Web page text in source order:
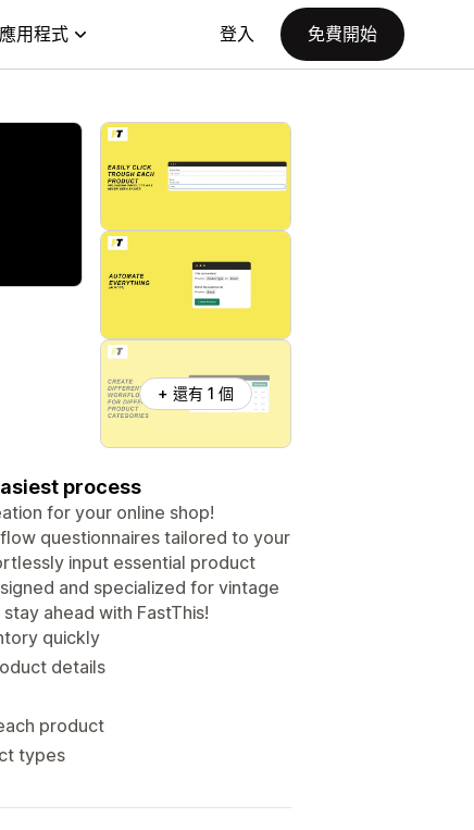
用程式 登入 免費開始
+ 還有 1 個
process
for your online shop!
questionnaires tailored to your
input essential product
and specialized for vintage
ahead with FastThis!
quickly
details
product
types